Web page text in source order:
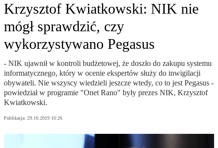
Krzysztof Kwiatkowski: NIK nie
mógł sprawdzić, czy
wykorzystywano Pegasus
- NIK ujawnił w kontroli budżetowej, że doszło do zakupu systemu
informatycznego, który w ocenie ekspertów służy do inwigilacji
obywateli. Nie wszyscy wiedzieli jeszcze wtedy, co to jest Pegasus -
powiedział w programie "Onet Rano" były prezes NIK, Krzysztof
Kwiatkowski.
Publikacja: 29.10.2019 10:26